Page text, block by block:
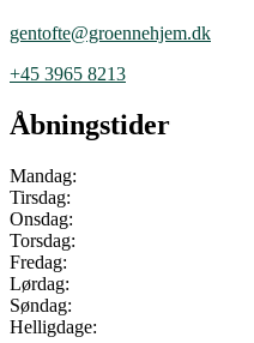
gentofte@groennehjem.dk
+45 3965 8213
Åbningstider
Mandag:
Tirsdag:
Onsdag:
Torsdag:
Fredag:
Lørdag:
Søndag:
Helligdage: